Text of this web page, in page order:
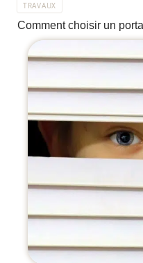
TRAVAUX
Comment choisir un